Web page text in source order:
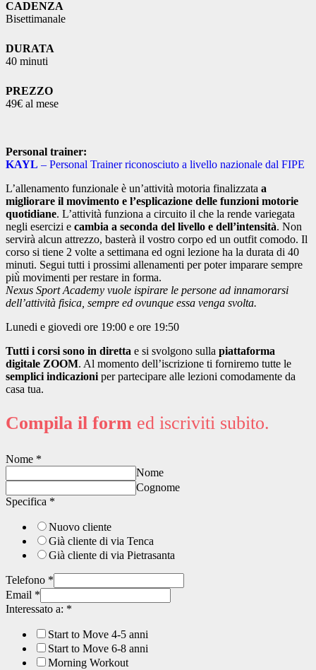
CADENZA
Bisettimanale
DURATA
40 minuti
PREZZO
49€ al mese
Personal trainer:
KAYL – Personal Trainer riconosciuto a livello nazionale dal FIPE
L’allenamento funzionale è un’attività motoria finalizzata a
migliorare il movimento e l’esplicazione delle funzioni motorie
quotidiane. L’attività funziona a circuito il che la rende variegata
negli esercizi e cambia a seconda del livello e dell’intensità. Non
servirà alcun attrezzo, basterà il vostro corpo ed un outfit comodo. Il
corso si tiene 2 volte a settimana ed ogni lezione ha la durata di 40
minuti. Segui tutti i prossimi allenamenti per poter imparare sempre
più̀ movimenti per restare in forma.
Nexus Sport Academy vuole ispirare le persone ad innamorarsi
dell’attività fisica, sempre ed ovunque essa venga svolta.
Lunedi e giovedi ore 19:00 e ore 19:50
Tutti i corsi sono in diretta e si svolgono sulla piattaforma
digitale ZOOM. Al momento dell’iscrizione ti forniremo tutte le
semplici indicazioni per partecipare alle lezioni comodamente da
casa tua.
Compila il form ed iscriviti subito.
Nome *
Nome
Cognome
Specifica *
Nuovo cliente
Già cliente di via Tenca
Già cliente di via Pietrasanta
Telefono *
Email *
Interessato a: *
Start to Move 4-5 anni
Start to Move 6-8 anni
Morning Workout